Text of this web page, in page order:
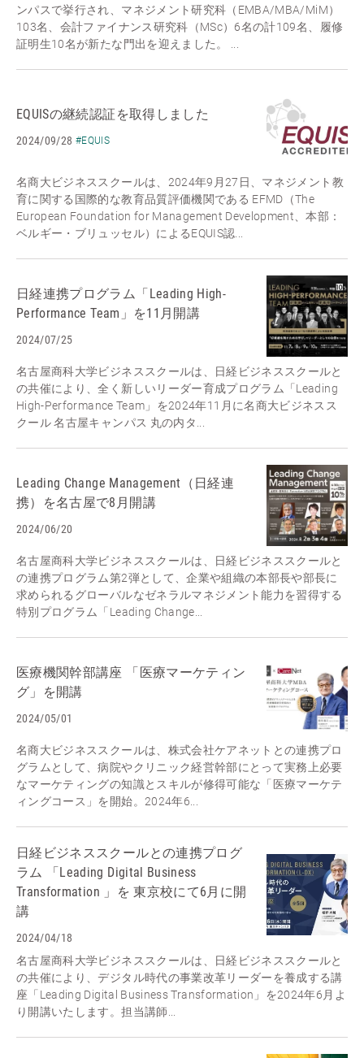
ンパスで挙行され、マネジメント研究科（EMBA/MBA/MiM）
103名、会計ファイナンス研究科（MSc）6名の計109名、履修
証明生10名が新たな門出を迎えました。 ...
EQUISの継続認証を取得しました
2024/09/28 #EQUIS
名商大ビジネススクールは、2024年9月27日、マネジメント教
育に関する国際的な教育品質評価機関である EFMD（The
European Foundation for Management Development、本部：
ベルギー・ブリュッセル）によるEQUIS認...
日経連携プログラム「Leading High-
Performance Team」を11月開講
2024/07/25
名古屋商科大学ビジネススクールは、日経ビジネススクールと
の共催により、全く新しいリーダー育成プログラム「Leading
High-Performance Team」を2024年11月に名商大ビジネスス
クール 名古屋キャンパス 丸の内タ...
Leading Change Management（日経連
携）を名古屋で8月開講
2024/06/20
名古屋商科大学ビジネススクールは、日経ビジネススクールと
の連携プログラム第2弾として、企業や組織の本部長や部長に
求められるグローバルなゼネラルマネジメント能力を習得する
特別プログラム「Leading Change...
医療機関幹部講座 「医療マーケティン
グ」を開講
2024/05/01
名商大ビジネススクールは、株式会社ケアネットとの連携プロ
グラムとして、病院やクリニック経営幹部にとって実務上必要
なマーケティングの知識とスキルが修得可能な「医療マーケテ
ィングコース」を開始。2024年6...
日経ビジネススクールとの連携プログ
ラム 「Leading Digital Business
Transformation 」を 東京校にて6月に開
講
2024/04/18
名古屋商科大学ビジネススクールは、日経ビジネススクールと
の共催により、デジタル時代の事業改革リーダーを養成する講
座「Leading Digital Business Transformation」を2024年6月よ
り開講いたします。担当講師...